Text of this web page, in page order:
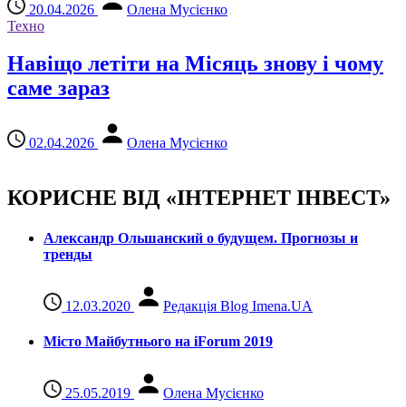
20.04.2026
Олена Мусієнко
Техно
Навіщо летіти на Місяць знову і чому
саме зараз
02.04.2026 Олена Мусієнко
КОРИСНЕ ВІД «ІНТЕРНЕТ ІНВЕСТ»
Александр Ольшанский о будущем. Прогнозы и
тренды
12.03.2020 Редакція Blog Imena.UA
Місто Майбутнього на iForum 2019
25.05.2019 Олена Мусієнко